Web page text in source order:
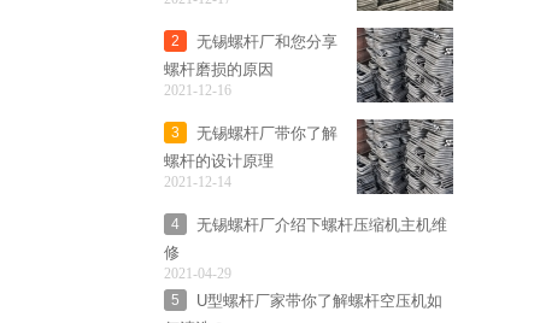
2
无锡螺杆厂和您分享
螺杆磨损的原因
2021-12-16
3
无锡螺杆厂带你了解
螺杆的设计原理
2021-12-14
4
无锡螺杆厂介绍下螺杆压缩机主机维
修
2021-04-29
5
U型螺杆厂家带你了解螺杆空压机如